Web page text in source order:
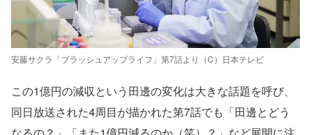
安藤サクラ「ブラッシュアップライフ」第7話より（C）日本テレビ
この1億円の減収という田邊の変化は大きな話題を呼び、
同日放送された4周目が描かれた第7話でも「田邊とどう